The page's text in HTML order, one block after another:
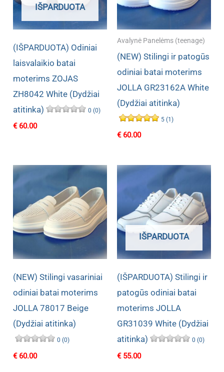
IŠPARDUOTA
(IŠPARDUOTA) Odiniai
laisvalaikio batai
moterims ZOJAS
ZH8042 White (Dydžiai
atitinka)
0 (0)
€60.00
Avalynė Panelėms (teenage)
(NEW) Stilingi ir patogūs
odiniai batai moterims
JOLLA GR23162A White
(Dydžiai atitinka)
5 (1)
€60.00
(NEW) Stilingi vasariniai
odiniai batai moterims
JOLLA 78017 Beige
(Dydžiai atitinka)
0 (0)
€60.00
IŠPARDUOTA
(IŠPARDUOTA) Stilingi ir
patogūs odiniai batai
moterims JOLLA
GR31039 White (Dydžiai
atitinka)
0 (0)
€55.00